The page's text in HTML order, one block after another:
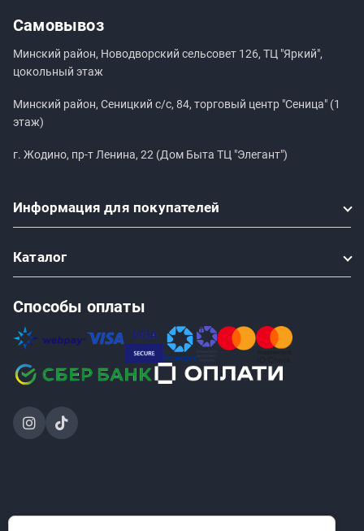
Самовывоз
Минский район, Новодворский сельсовет 126, ТЦ "Яркий",
цокольный этаж
Минский район, Сеницкий с/с, 84, торговый центр "Сеница" (1
этаж)
г. Жодино, пр-т Ленина, 22 (Дом Быта ТЦ "Элегант")
Информация для покупателей
Каталог
Способы оплаты